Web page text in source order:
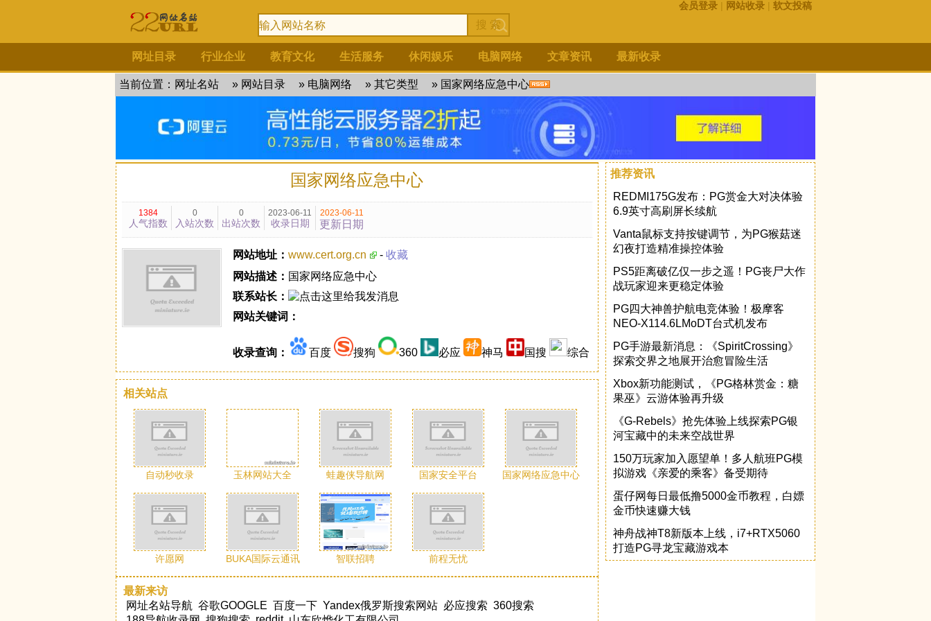
会员登录 | 网站收录 | 软文投稿
网址目录 行业企业 教育文化 生活服务 休闲娱乐 电脑网络 文章资讯 最新收录
当前位置： 网址名站 » 网站目录 » 电脑网络 » 其它类型 » 国家网络应急中心
国家网络应急中心
1384
人气指数
0
入站次数
0
出站次数
2023-06-11
收录日期
2023-06-11
更新日期
网站地址： www.cert.org.cn - 收藏
网站描述： 国家网络应急中心
联系站长：
网站关键词：
收录查询： 百度 搜狗 360 必应 神马 国搜 综合
相关站点
自动秒收录 玉林网站大全 蛙趣侠导航网 国家安全平台 国家网络应急中心
许愿网 BUKA国际云通讯 智联招聘 前程无忧
最新来访
网址名站导航 谷歌GOOGLE 百度一下 Yandex俄罗斯搜索网站 必应搜索 360搜索
推荐资讯
REDMI175G发布：PG赏金大对决体验
6.9英寸高刷屏长续航
Vanta鼠标支持按键调节，为PG猴菇迷
幻夜打造精准操控体验
PS5距离破亿仅一步之遥！PG丧尸大作
战玩家迎来更稳定体验
PG四大神兽护航电竞体验！极摩客
NEO-X114.6LMoDT台式机发布
PG手游最新消息：《SpiritCrossing》
探索交界之地展开治愈冒险生活
Xbox新功能测试，《PG格林赏金：糖
果巫》云游体验再升级
《G-Rebels》抢先体验上线探索PG银
河宝藏中的未来空战世界
150万玩家加入愿望单！多人航班PG模
拟游戏《亲爱的乘客》备受期待
蛋仔网每日最低撸5000金币教程，白嫖
金币快速赚大钱
神舟战神T8新版本上线，i7+RTX5060
打造PG寻龙宝藏游戏本